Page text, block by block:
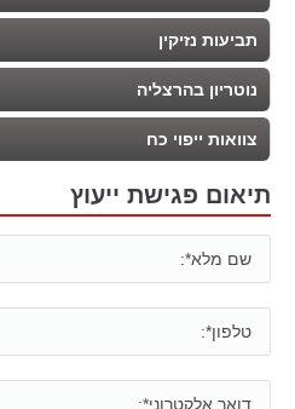
תביעות נזיקין
נוטריון בהרצליה
צוואות ייפוי כח
תיאום פגישת ייעוץ